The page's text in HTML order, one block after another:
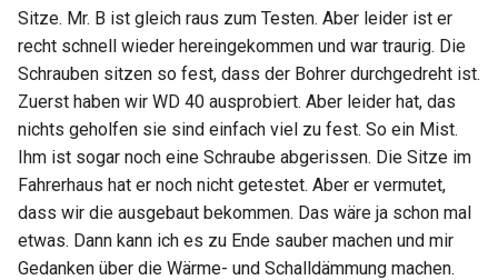
Sitze. Mr. B ist gleich raus zum Testen. Aber leider ist er
recht schnell wieder hereingekommen und war traurig. Die
Schrauben sitzen so fest, dass der Bohrer durchgedreht ist.
Zuerst haben wir WD 40 ausprobiert. Aber leider hat, das
nichts geholfen sie sind einfach viel zu fest. So ein Mist.
Ihm ist sogar noch eine Schraube abgerissen. Die Sitze im
Fahrerhaus hat er noch nicht getestet. Aber er vermutet,
dass wir die ausgebaut bekommen. Das wäre ja schon mal
etwas. Dann kann ich es zu Ende sauber machen und mir
Gedanken über die Wärme- und Schalldämmung machen.